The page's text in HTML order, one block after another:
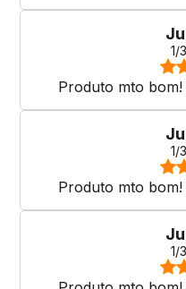
1/
Produto mto
1/
Produto mto
1/